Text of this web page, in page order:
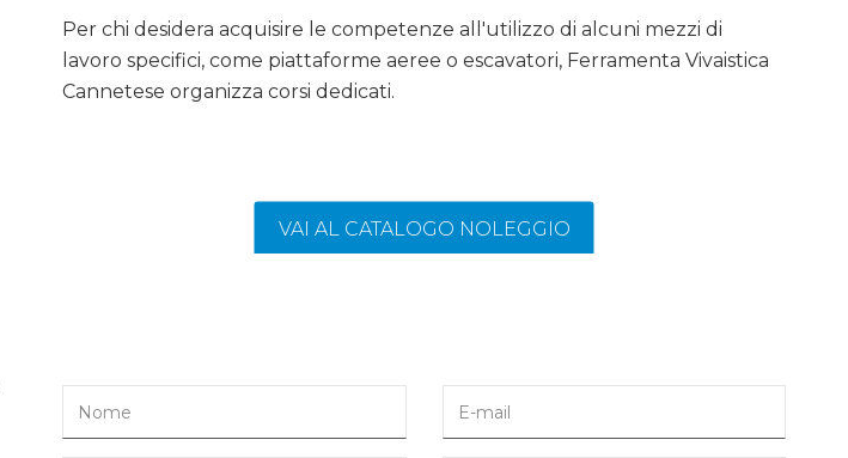
Per chi desidera acquisire le competenze all'utilizzo di alcuni mezzi di
lavoro specifici, come piattaforme aeree o escavatori, Ferramenta Vivaistica
Cannetese organizza corsi dedicati.
VAI AL CATALOGO NOLEGGIO